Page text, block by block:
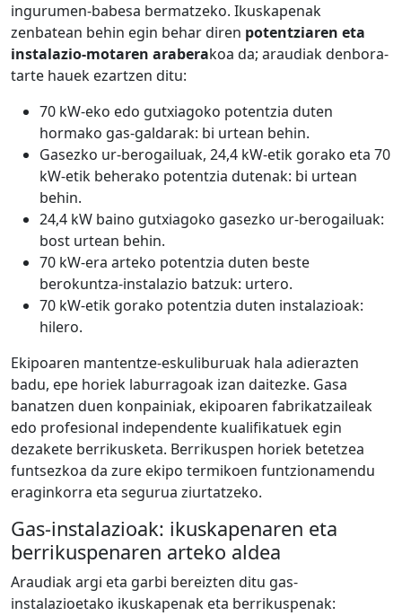
ingurumen-babesa bermatzeko. Ikuskapenak
zenbatean behin egin behar diren potentziaren eta
instalazio-motaren araberakoa da; araudiak denbora-
tarte hauek ezartzen ditu:
70 kW-eko edo gutxiagoko potentzia duten
hormako gas-galdarak: bi urtean behin.
Gasezko ur-berogailuak, 24,4 kW-etik gorako eta 70
kW-etik beherako potentzia dutenak: bi urtean
behin.
24,4 kW baino gutxiagoko gasezko ur-berogailuak:
bost urtean behin.
70 kW-era arteko potentzia duten beste
berokuntza-instalazio batzuk: urtero.
70 kW-etik gorako potentzia duten instalazioak:
hilero.
Ekipoaren mantentze-eskuliburuak hala adierazten
badu, epe horiek laburragoak izan daitezke. Gasa
banatzen duen konpainiak, ekipoaren fabrikatzaileak
edo profesional independente kualifikatuek egin
dezakete berrikusketa. Berrikuspen horiek betetzea
funtsezkoa da zure ekipo termikoen funtzionamendu
eraginkorra eta segurua ziurtatzeko.
Gas-instalazioak: ikuskapenaren eta
berrikuspenaren arteko aldea
Araudiak argi eta garbi bereizten ditu gas-
instalazioetako ikuskapenak eta berrikuspenak: